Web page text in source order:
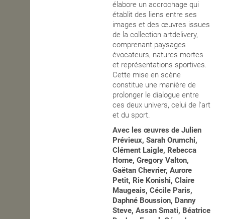
élabore un accrochage qui
établit des liens entre ses
images et des œuvres issues
de la collection artdelivery,
comprenant paysages
évocateurs, natures mortes
et représentations sportives.
Cette mise en scène
constitue une manière de
prolonger le dialogue entre
ces deux univers, celui de l'art
et du sport.
Avec les œuvres de Julien
Prévieux, Sarah Orumchi,
Clément Laigle, Rebecca
Horne, Gregory Valton,
Gaëtan Chevrier, Aurore
Petit, Rie Konishi, Claire
Maugeais, Cécile Paris,
Daphné Boussion, Danny
Steve, Assan Smati, Béatrice